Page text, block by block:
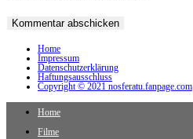
Home
Impressum
Datenschutzerklärung
Haftungsausschluss
Copyright © 2021 nosferatu.fanpage.com
Home
Filme